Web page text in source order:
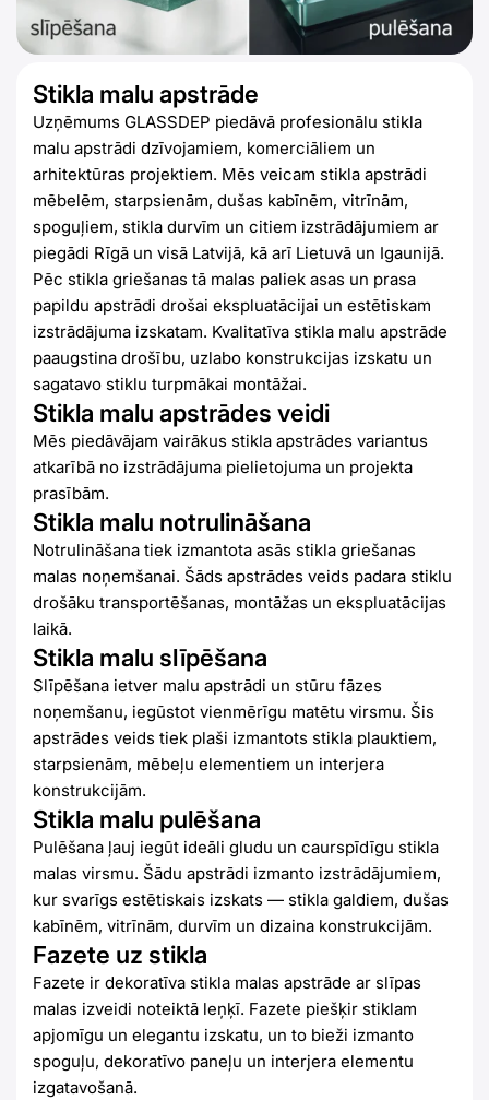
Stikla malu apstrāde
Uzņēmums GLASSDEP piedāvā profesionālu stikla
malu apstrādi dzīvojamiem, komerciāliem un
arhitektūras projektiem. Mēs veicam stikla apstrādi
mēbelēm, starpsienām, dušas kabīnēm, vitrīnām,
spoguļiem, stikla durvīm un citiem izstrādājumiem ar
piegādi Rīgā un visā Latvijā, kā arī Lietuvā un Igaunijā.
Pēc stikla griešanas tā malas paliek asas un prasa
papildu apstrādi drošai ekspluatācijai un estētiskam
izstrādājuma izskatam. Kvalitatīva stikla malu apstrāde
paaugstina drošību, uzlabo konstrukcijas izskatu un
sagatavo stiklu turpmākai montāžai.
Stikla malu apstrādes veidi
Mēs piedāvājam vairākus stikla apstrādes variantus
atkarībā no izstrādājuma pielietojuma un projekta
prasībām.
Stikla malu notrulināšana
Notrulināšana tiek izmantota asās stikla griešanas
malas noņemšanai. Šāds apstrādes veids padara stiklu
drošāku transportēšanas, montāžas un ekspluatācijas
laikā.
Stikla malu slīpēšana
Slīpēšana ietver malu apstrādi un stūru fāzes
noņemšanu, iegūstot vienmērīgu matētu virsmu. Šis
apstrādes veids tiek plaši izmantots stikla plauktiem,
starpsienām, mēbeļu elementiem un interjera
konstrukcijām.
Stikla malu pulēšana
Pulēšana ļauj iegūt ideāli gludu un caurspīdīgu stikla
malas virsmu. Šādu apstrādi izmanto izstrādājumiem,
kur svarīgs estētiskais izskats — stikla galdiem, dušas
kabīnēm, vitrīnām, durvīm un dizaina konstrukcijām.
Fazete uz stikla
Fazete ir dekoratīva stikla malas apstrāde ar slīpas
malas izveidi noteiktā leņķī. Fazete piešķir stiklam
apjomīgu un elegantu izskatu, un to bieži izmanto
spoguļu, dekoratīvo paneļu un interjera elementu
izgatavošanā.